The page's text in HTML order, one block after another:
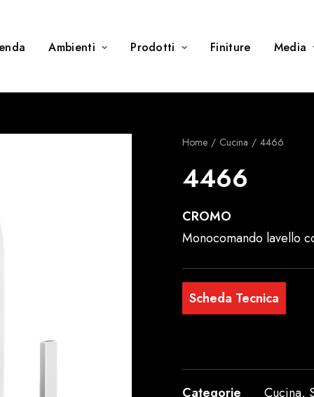
Ambienti Prodotti Finiture Media
Home Cucina 4466
4466
CROMO
Monocomando lavello
Scheda Tecnica
Categorie Cucina,